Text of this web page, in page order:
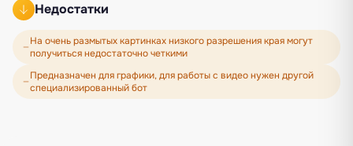
Недостатки
На очень размытых картинках низкого разрешения края могут
получиться недостаточно четкими
Предназначен для графики, для работы с видео нужен другой
специализированный бот